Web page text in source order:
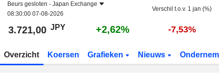
Beurs gesloten - Japan Exchange
08:30:00 07-08-2026
Verschil t.o.v. 1 jan (%)
3.721,00 JPY +2,62% -7,53%
Overzicht Koersen Grafieken Nieuws